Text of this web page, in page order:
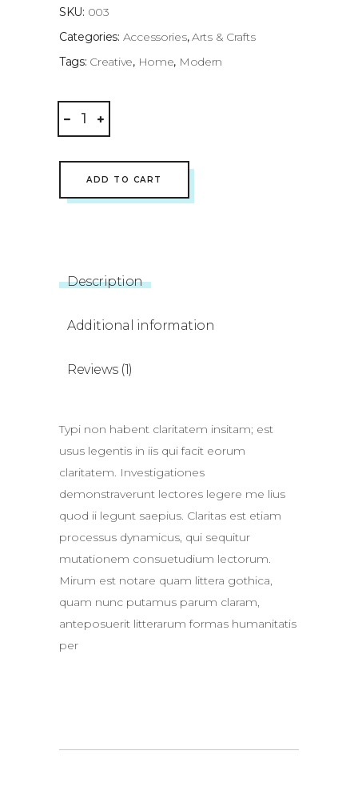
SKU: 003
Categories: Accessories,Arts & Crafts
Tags: Creative, Home, Modern
Porcelain
Mug
ADD TO CART
Description
Additional information
Reviews (1)
Typi non habent claritatem insitam; est
usus legentis in iis qui facit eorum
claritatem. Investigationes
demonstraverunt lectores legere me lius
quod ii legunt saepius. Claritas est etiam
processus dynamicus, qui sequitur
mutationem consuetudium lectorum.
Mirum est notare quam littera gothica,
quam nunc putamus parum claram,
anteposuerit litterarum formas humanitatis
per